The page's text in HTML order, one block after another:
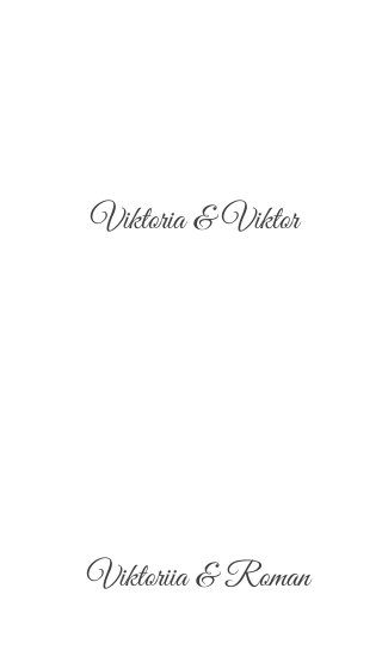
Viktoria & Viktor
Viktoriia & Roman